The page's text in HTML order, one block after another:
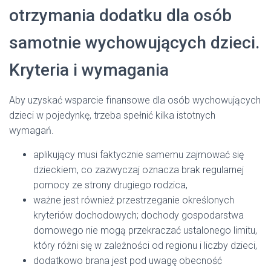
otrzymania dodatku dla osób
samotnie wychowujących dzieci.
Kryteria i wymagania
Aby uzyskać wsparcie finansowe dla osób wychowujących
dzieci w pojedynkę, trzeba spełnić kilka istotnych
wymagań.
aplikujący musi faktycznie samemu zajmować się
dzieckiem, co zazwyczaj oznacza brak regularnej
pomocy ze strony drugiego rodzica,
ważne jest również przestrzeganie określonych
kryteriów dochodowych; dochody gospodarstwa
domowego nie mogą przekraczać ustalonego limitu,
który różni się w zależności od regionu i liczby dzieci,
dodatkowo brana jest pod uwagę obecność